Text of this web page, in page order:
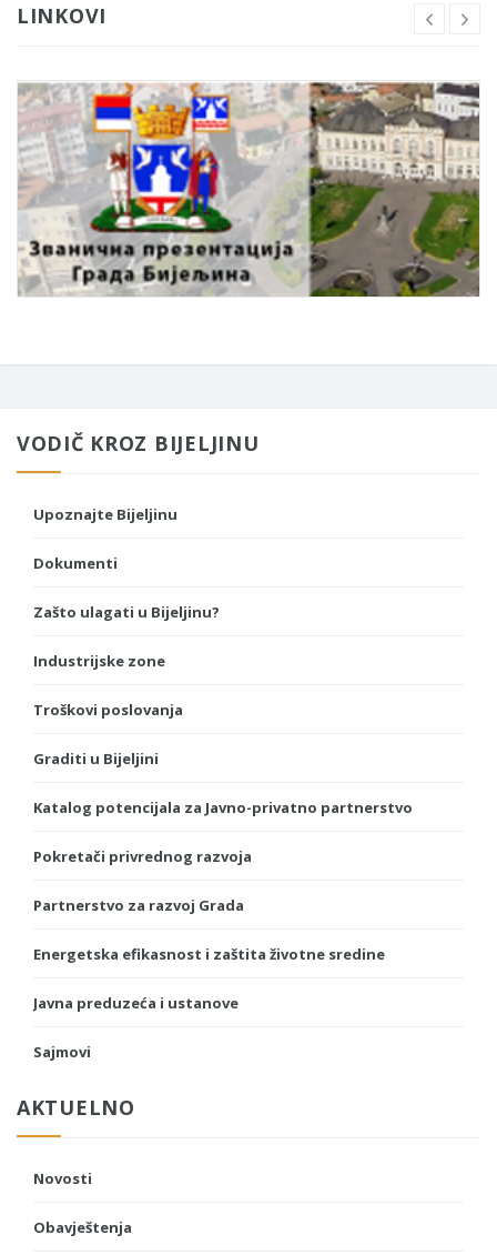
LINKOVI
VODIČ KROZ BIJELJINU
Upoznajte Bijeljinu
Dokumenti
Zašto ulagati u Bijeljinu?
Industrijske zone
Troškovi poslovanja
Graditi u Bijeljini
Katalog potencijala za Javno-privatno partnerstvo
Pokretači privrednog razvoja
Partnerstvo za razvoj Grada
Energetska efikasnost i zaštita životne sredine
Javna preduzeća i ustanove
Sajmovi
AKTUELNO
Novosti
Obavještenja